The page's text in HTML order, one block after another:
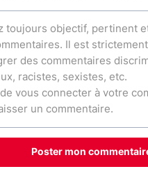
Poster mon